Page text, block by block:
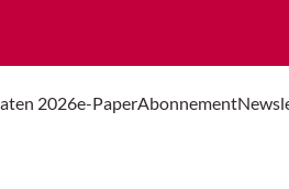
2026e-PaperAbonnement